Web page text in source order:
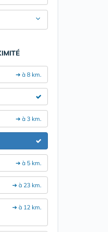
➔ à 8 km.
➔ à 3 km.
➔ à 5 km.
➔ à 23 km.
➔ à 12 km.